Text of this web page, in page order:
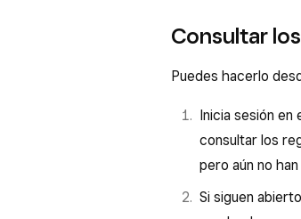
Consultar
Puedes hacerlo
Inicia sesión en
consultar los
pero aún no
Si siguen